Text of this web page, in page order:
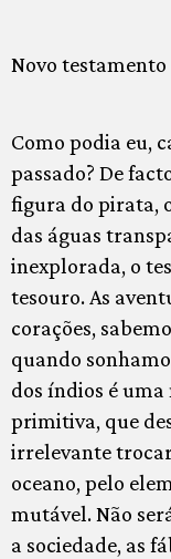
Novo testamento
Como podia eu,
passado? De
figura do pirata,
das águas
inexplorada, o
tesouro. As
corações,
quando
dos índios é
primitiva, que
irrelevante
oceano, pelo
mutável. Não
a sociedade, as